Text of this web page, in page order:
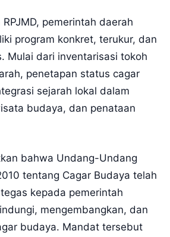
pemerintah daerah
program konkret, terukur, dan
Mulai dari inventarisasi tokoh
penetapan status cagar
sejarah lokal dalam
budaya, dan penataan
bahwa Undang-Undang
tentang Cagar Budaya telah
kepada pemerintah
mengembangkan, dan
budaya. Mandat tersebut